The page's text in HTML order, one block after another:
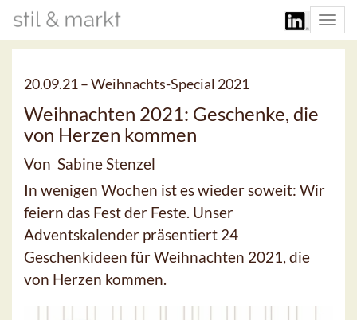
20.09.21 –Weihnachts-Special 2021
Weihnachten 2021: Geschenke, die
von Herzen kommen
Von Sabine Stenzel
In wenigen Wochen ist es wieder soweit: Wir
feiern das Fest der Feste. Unser
Adventskalender präsentiert 24
Geschenkideen für Weihnachten 2021, die
von Herzen kommen.